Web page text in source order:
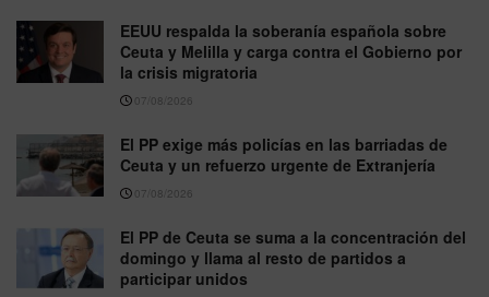
EEUU respalda la soberanía española sobre
Ceuta y Melilla y carga contra el Gobierno por
la crisis migratoria
07/08/2026
El PP exige más policías en las barriadas de
Ceuta y un refuerzo urgente de Extranjería
07/08/2026
El PP de Ceuta se suma a la concentración del
domingo y llama al resto de partidos a
participar unidos